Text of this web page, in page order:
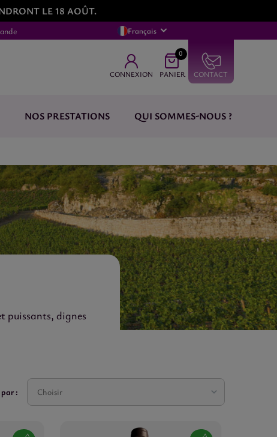
LE 18 AOÛT.
Français
CONNEXION PANIER
0
CONTACT
NOS PRESTATIONS QUI SOMMES-NOUS ?
puissants, dignes
: Choisir